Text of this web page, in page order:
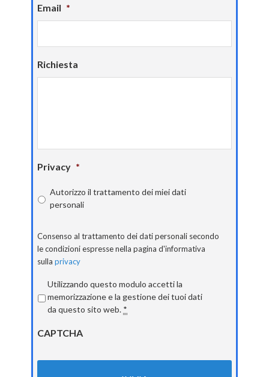
Email *
Richiesta
Privacy *
Autorizzo il trattamento dei miei dati
personali
Consenso al trattamento dei dati personali secondo
le condizioni espresse nella pagina d'informativa
sullaprivacy
Privacy *
Utilizzando questo modulo accetti la
memorizzazione e la gestione dei tuoi dati
da questo sito web. *
CAPTCHA